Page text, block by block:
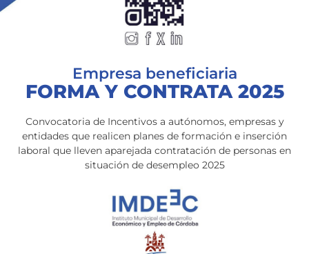
Empresa beneficiaria
FORMA Y CONTRATA 2025
Convocatoria de Incentivos a autónomos, empresas y
entidades que realicen planes de formación e inserción
laboral que lleven aparejada contratación de personas en
situación de desempleo 2025